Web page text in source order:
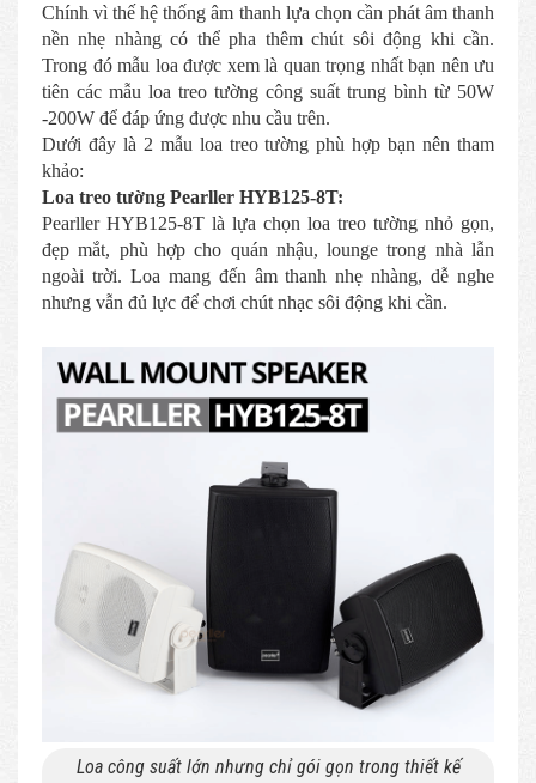
Chính vì thế hệ thống âm thanh lựa chọn cần phát âm thanh
nền nhẹ nhàng có thể pha thêm chút sôi động khi cần.
Trong đó mẫu loa được xem là quan trọng nhất bạn nên ưu
tiên các mẫu loa treo tường công suất trung bình từ 50W
-200W để đáp ứng được nhu cầu trên.
Dưới đây là 2 mẫu loa treo tường phù hợp bạn nên tham
khảo:
Loa treo tường Pearller HYB125-8T:
Pearller HYB125-8T là lựa chọn loa treo tường nhỏ gọn,
đẹp mắt, phù hợp cho quán nhậu, lounge trong nhà lẫn
ngoài trời. Loa mang đến âm thanh nhẹ nhàng, dễ nghe
nhưng vẫn đủ lực để chơi chút nhạc sôi động khi cần.
Loa công suất lớn nhưng chỉ gói gọn trong thiết kế